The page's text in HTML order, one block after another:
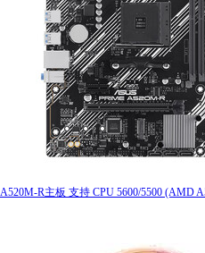
A520M-R主板 支持 CPU 5600/5500 (AMD